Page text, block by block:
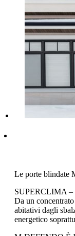
Le porte blindate
SUPERCLIMA
Da un
abitativi dagli
energetico